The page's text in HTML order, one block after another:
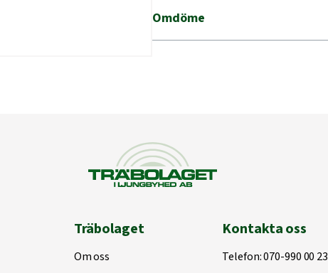
Omdöme
Träbolaget
Om oss
Kontakta oss
Telefon:070-990 00 23